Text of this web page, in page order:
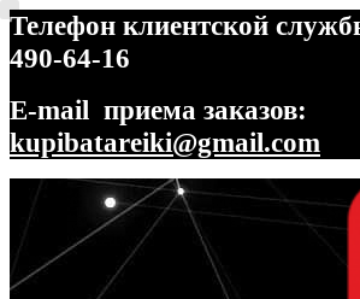
Телефон клиентской
490-64-16
E-mail приема заказов:
kupibatareiki@gmail.com
Перейти
навигации
Перейти
содержимому